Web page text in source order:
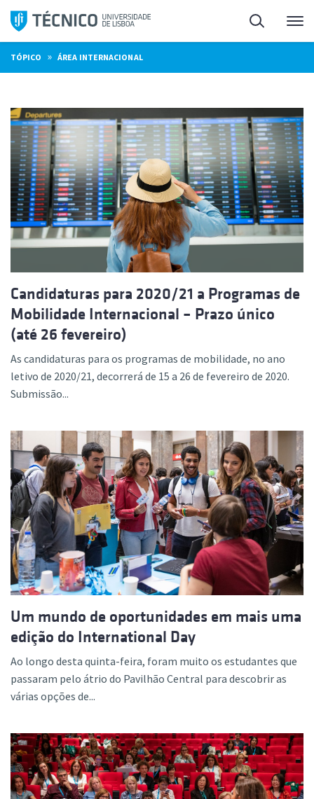
Saltar
para
o
conteúdo
Pesquisa
TÓPICO » ÁREA INTERNACIONAL
Candidaturas para 2020/21 a Programas de
Mobilidade Internacional – Prazo único
(até 26 fevereiro)
As candidaturas para os programas de mobilidade, no ano
letivo de 2020/21, decorrerá de 15 a 26 de fevereiro de 2020.
Submissão...
Um mundo de oportunidades em mais uma
edição do International Day
Ao longo desta quinta-feira, foram muito os estudantes que
passaram pelo átrio do Pavilhão Central para descobrir as
várias opções de...